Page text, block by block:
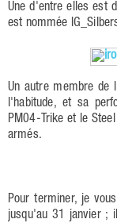
Une d'entre elles est
est nommée
Un autre membre de
l'habitude, et sa
PM04-Trike et le
armés.
Pour terminer, je
jusqu'au 31 janvier ;